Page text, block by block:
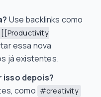
Use backlinks como
[[Productivity
essa nova
já existentes.
depois?
como #creativity